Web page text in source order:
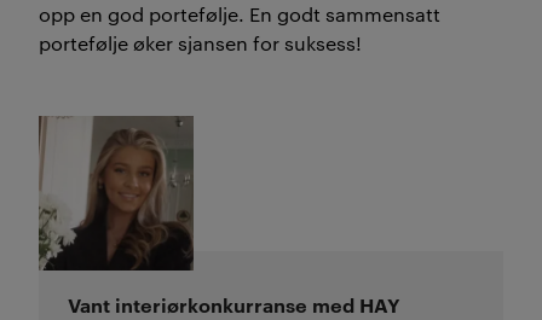
opp en god portefølje. En godt sammensatt
portefølje øker sjansen for suksess!
Vant interiørkonkurranse med HAY